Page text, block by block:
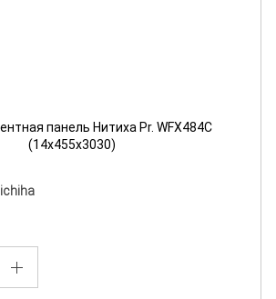
панель Нитиха Pr. WFX484C
(14х455х3030)